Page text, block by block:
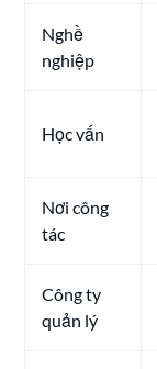
Nghề
nghiệp
Học vấn
Nơi công
tác
Công ty
quản lý